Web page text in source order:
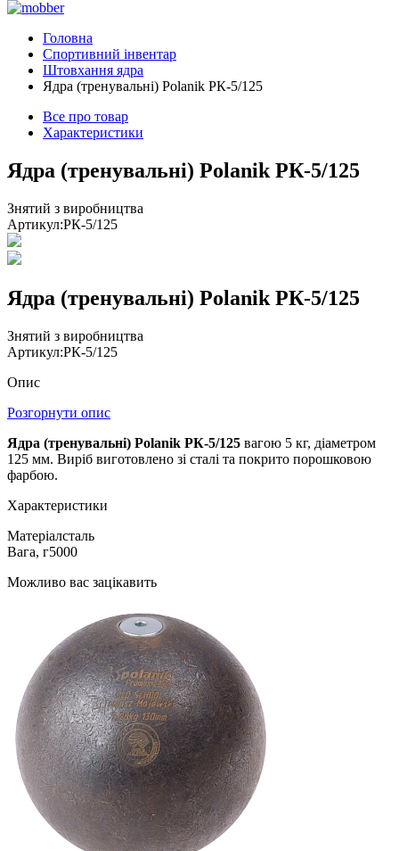
Головна
Спортивний інвентар
Штовхання ядра
Ядра (тренувальні) Polanik РК-5/125
Все про товар
Характеристики
Ядра (тренувальні) Polanik РК-5/125
Знятий з виробництва
Артикул:РК-5/125
Ядра (тренувальні) Polanik РК-5/125
Знятий з виробництва
Артикул:РК-5/125
Опис
Розгорнути опис
Ядра (тренувальні) Polanik РК-5/125 вагою 5 кг, діаметром
125 мм. Виріб виготовлено зі сталі та покрито порошковою
фарбою.
Характеристики
Матеріалсталь
Вага, г5000
Можливо вас зацікавить